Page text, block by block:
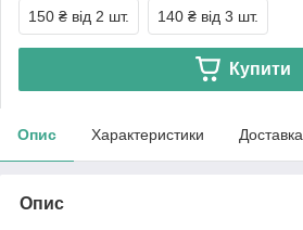
150 ₴ від 2 шт. 140 ₴ від 3 шт.
Купити
Опис Характеристики Доставка
Опис